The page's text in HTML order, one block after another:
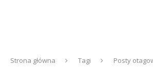
Strona główna Tagi
Posty